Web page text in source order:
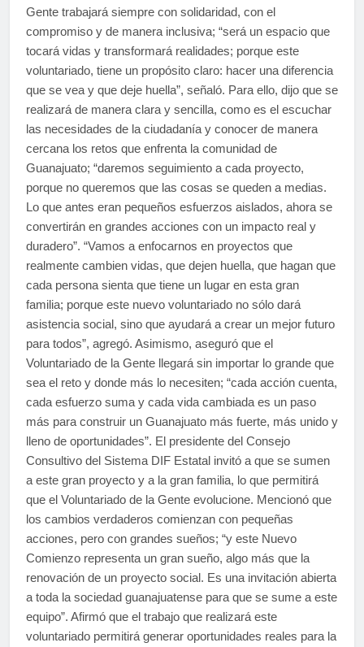
Gente trabajará siempre con solidaridad, con el
compromiso y de manera inclusiva; “será un espacio que
tocará vidas y transformará realidades; porque este
voluntariado, tiene un propósito claro: hacer una diferencia
que se vea y que deje huella”, señaló. Para ello, dijo que se
realizará de manera clara y sencilla, como es el escuchar
las necesidades de la ciudadanía y conocer de manera
cercana los retos que enfrenta la comunidad de
Guanajuato; “daremos seguimiento a cada proyecto,
porque no queremos que las cosas se queden a medias.
Lo que antes eran pequeños esfuerzos aislados, ahora se
convertirán en grandes acciones con un impacto real y
duradero”. “Vamos a enfocarnos en proyectos que
realmente cambien vidas, que dejen huella, que hagan que
cada persona sienta que tiene un lugar en esta gran
familia; porque este nuevo voluntariado no sólo dará
asistencia social, sino que ayudará a crear un mejor futuro
para todos”, agregó. Asimismo, aseguró que el
Voluntariado de la Gente llegará sin importar lo grande que
sea el reto y donde más lo necesiten; “cada acción cuenta,
cada esfuerzo suma y cada vida cambiada es un paso
más para construir un Guanajuato más fuerte, más unido y
lleno de oportunidades”. El presidente del Consejo
Consultivo del Sistema DIF Estatal invitó a que se sumen
a este gran proyecto y a la gran familia, lo que permitirá
que el Voluntariado de la Gente evolucione. Mencionó que
los cambios verdaderos comienzan con pequeñas
acciones, pero con grandes sueños; “y este Nuevo
Comienzo representa un gran sueño, algo más que la
renovación de un proyecto social. Es una invitación abierta
a toda la sociedad guanajuatense para que se sume a este
equipo”. Afirmó que el trabajo que realizará este
voluntariado permitirá generar oportunidades reales para la